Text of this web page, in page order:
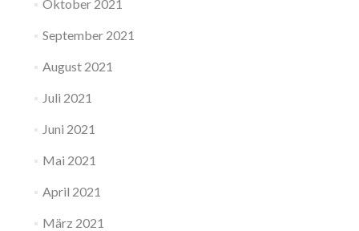
Oktober 2021
September 2021
August 2021
Juli 2021
Juni 2021
Mai 2021
April 2021
März 2021